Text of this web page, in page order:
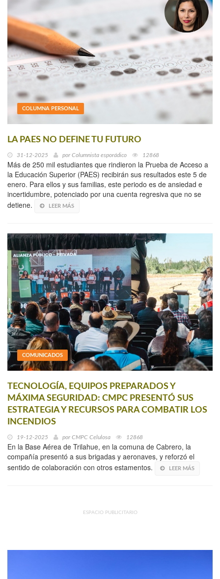
COLUMNA PERSONAL
LA PAES NO DEFINE TU FUTURO
31-12-2025 por Columnista esporádico 12868
Más de 250 mil estudiantes que rindieron la Prueba de Acceso a
la Educación Superior (PAES) recibirán sus resultados este 5 de
enero. Para ellos y sus familias, este periodo es de ansiedad e
incertidumbre, potenciado por una cuenta regresiva que no se
detiene.
LEER MÁS
COMUNICADOS
TECNOLOGÍA, EQUIPOS PREPARADOS Y
MÁXIMA SEGURIDAD: CMPC PRESENTÓ SUS
ESTRATEGIA Y RECURSOS PARA COMBATIR LOS
INCENDIOS
19-12-2025 por CMPC Celulosa 12868
En la Base Aérea de Trilahue, en la comuna de Cabrero, la
compañía presentó a sus brigadas y aeronaves, y reforzó el
sentido de colaboración con otros estamentos.
LEER MÁS
ESPACIO PUBLICITARIO